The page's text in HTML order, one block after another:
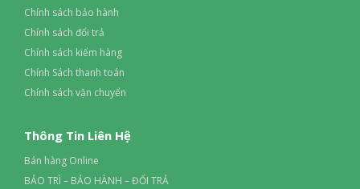
Chính sách bảo hành
Chính sách đổi trả
Chính sách kiểm hàng
Chính Sách thanh toán
Chính sách vận chuyển
Thông Tin Liên Hệ
Bán hàng Online
BẢO TRÌ – BẢO HÀNH – ĐỔI TRẢ